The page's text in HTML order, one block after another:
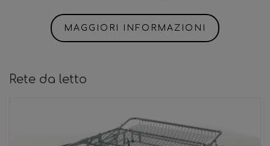
MAGGIORI INFORMAZIONI
Rete da letto